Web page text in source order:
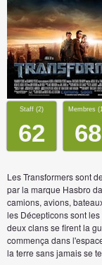
Staff (2)
62
Membres (
68
Les Transformers sont
par la marque Hasbro
camions, avions,
les Décepticons sont
deux clans se firent la
commença dans
la terre sans jamais se